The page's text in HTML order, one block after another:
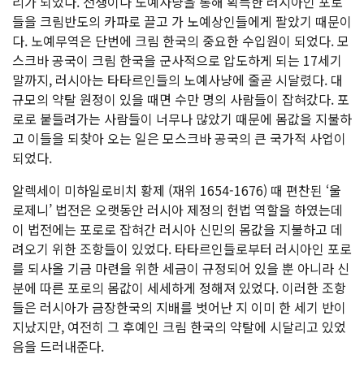
들을 크림반도의 카파로 끌고 가 노예상인들에게 팔았기 때문이
다. 노예무역은 단번에 크림 한국의 중요한 수입원이 되었다. 모
스크바 공국이 크림 한국을 군사적으로 압도하게 되는 17세기
말까지, 러시아는 타타르인들의 노예사냥에 줄곧 시달렸다. 대
규모의 약탈 원정이 있을 때면 수만 명의 사람들이 잡혀갔다. 포
로로 붙들려가는 사람들이 너무나 많았기 때문에 몸값을 지불하
고 이들을 되찾아 오는 일은 모스크바 공국의 큰 국가적 사업이
되었다.
알렉세이 미하일로비치 황제 (재위 1654-1676) 때 편찬된 ‘울
로제니’ 법전은 오랫동안 러시아 제정의 헌법 역할을 하였는데
이 법전에는 포로로 잡혀간 러시아 신민의 몸값을 지불하고 데
려오기 위한 조항들이 있었다. 타타르인들로부터 러시아인 포로
를 되사올 기금 마련을 위한 세금이 규정되어 있을 뿐 아니라 신
분에 따른 포로의 몸값이 세세하게 정해져 있었다. 이러한 조항
들은 러시아가 금장한국의 지배를 벗어난 지 이미 한 세기 반이
지났지만, 여전히 그 후예인 크림 한국의 약탈에 시달리고 있었
음을 드러내준다.